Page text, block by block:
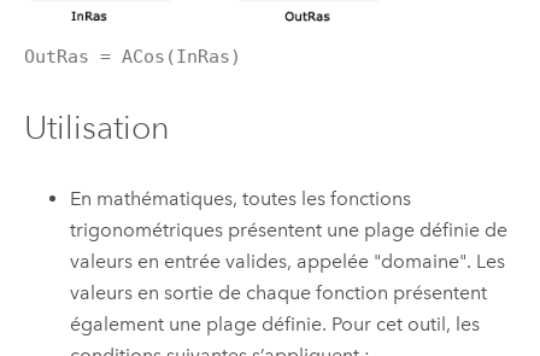
OutRas = ACos(InRas)
Utilisation
En mathématiques, toutes les fonctions
trigonométriques présentent une plage définie de
valeurs en entrée valides, appelée "domaine". Les
valeurs en sortie de chaque fonction présentent
également une plage définie. Pour cet outil, les